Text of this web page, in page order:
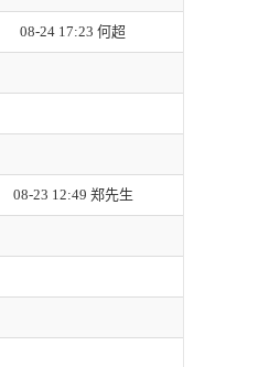
08-24 17:23 何超
08-23 12:49 郑先生